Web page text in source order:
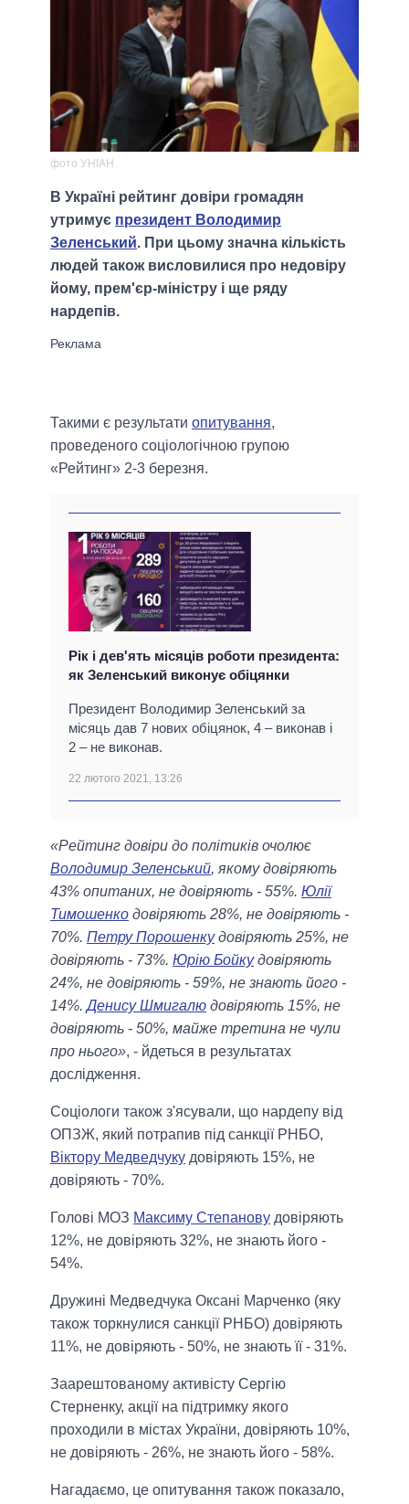
фото УНІАН
В Україні рейтинг довіри громадян
утримує президент Володимир
Зеленський. При цьому значна кількість
людей також висловилися про недовіру
йому, прем'єр-міністру і ще ряду
нардепів.
Такими є результати опитування,
проведеного соціологічною групою
«Рейтинг» 2-3 березня.
Рік і дев'ять місяців роботи президента:
як Зеленський виконує обіцянки
Президент Володимир Зеленський за
місяць дав 7 нових обіцянок, 4 – виконав і
2 – не виконав.
22 лютого 2021, 13:26
«Рейтинг довіри до політиків очолює
Володимир Зеленський, якому довіряють
43% опитаних, не довіряють - 55%. Юлії
Тимошенко довіряють 28%, не довіряють -
70%. Петру Порошенкудовіряють 25%, не
довіряють - 73%. Юрію Бойкудовіряють
24%, не довіряють - 59%, не знають його -
14%.Денису Шмигалю довіряють 15%, не
довіряють - 50%, майже третина не чули
про нього», - йдеться в результатах
дослідження.
Соціологи також з'ясували, що нардепу від
ОПЗЖ, який потрапив під санкції РНБО,
Віктору Медведчуку довіряють 15%, не
довіряють - 70%.
Голові МОЗ Максиму Степанову довіряють
12%, не довіряють 32%, не знають його -
54%.
Дружині Медведчука Оксані Марченко (яку
також торкнулися санкції РНБО) довіряють
11%, не довіряють - 50%, не знають її - 31%.
Заарештованому активісту Сергію
Стерненку, акції на підтримку якого
проходили в містах України, довіряють 10%,
не довіряють - 26%, не знають його - 58%.
Нагадаємо, це опитування також показало,